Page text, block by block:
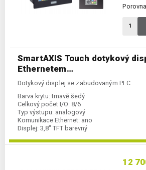
SmartAXIS Touch dotykový
Ethernetem…
Dotykový displej se zabudovaným PLC
Barva krytu: tmavě šedý
Celkový počet I/O: 8/6
Typ výstupu: analogový
Komunikace Ethernet: ano
Displej: 3,8" TFT barevný
Kategorie: displej s PLC
12